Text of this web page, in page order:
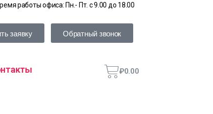
работы офиса: Пн.- Пт. с 9.00 до 18.00
заявку Обратный звонок
₽0.00